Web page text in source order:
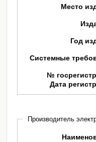
Место
Год
Системные
№
Дата
Производитель